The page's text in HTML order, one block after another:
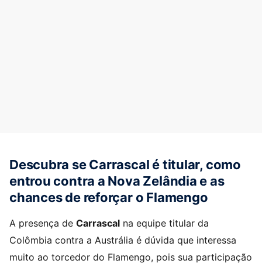
Descubra seCarrascal é titular, como
entrou contra a Nova Zelândia e as
chances de reforçar o Flamengo
A presença de Carrascal na equipe titular da
Colômbia contra a Austrália é dúvida que interessa
muito ao torcedor do Flamengo, pois sua participação